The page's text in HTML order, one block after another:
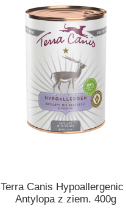
Terra Canis Hypoallergenic
Antylopa z ziem. 400g